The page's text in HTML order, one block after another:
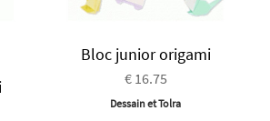
Bloc junior origami
€ 16.75
Dessain et Tolra